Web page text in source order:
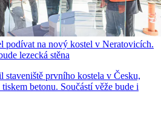
podívat na nový kostel v Neratovicích.
lezecká stěna
staveniště prvního kostela v Česku,
betonu. Součástí věže bude i